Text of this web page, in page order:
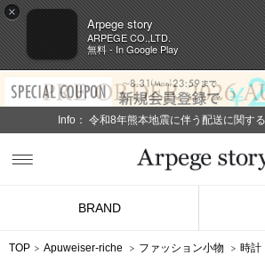
×
Arpege story
ARPEGE CO.,LTD.
無料 - In Google Play
Info： 令和8年熊本地震に伴う配送に関す
BRAND
TOP Apuweiser-riche ファッション小物 時計